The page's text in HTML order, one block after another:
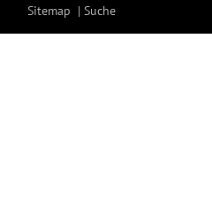
Sitemap
Suche